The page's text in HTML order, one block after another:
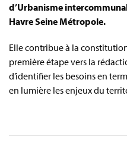
d’Urbanisme
Havre Seine Métropole.
Elle contribue à la
première étape vers la
d’identifier les besoins en
en lumière les enjeux du